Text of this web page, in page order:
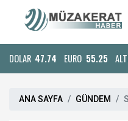
DOLAR 47.74 EURO 55.25
ANA SAYFA GÜNDEM